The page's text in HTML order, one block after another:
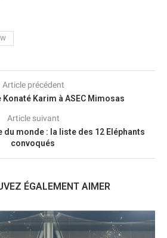
Article précédent
Karim à ASEC Mimosas
Article suivant
du monde : la liste des 12 Eléphants
convoqués
ÉGALEMENT AIMER